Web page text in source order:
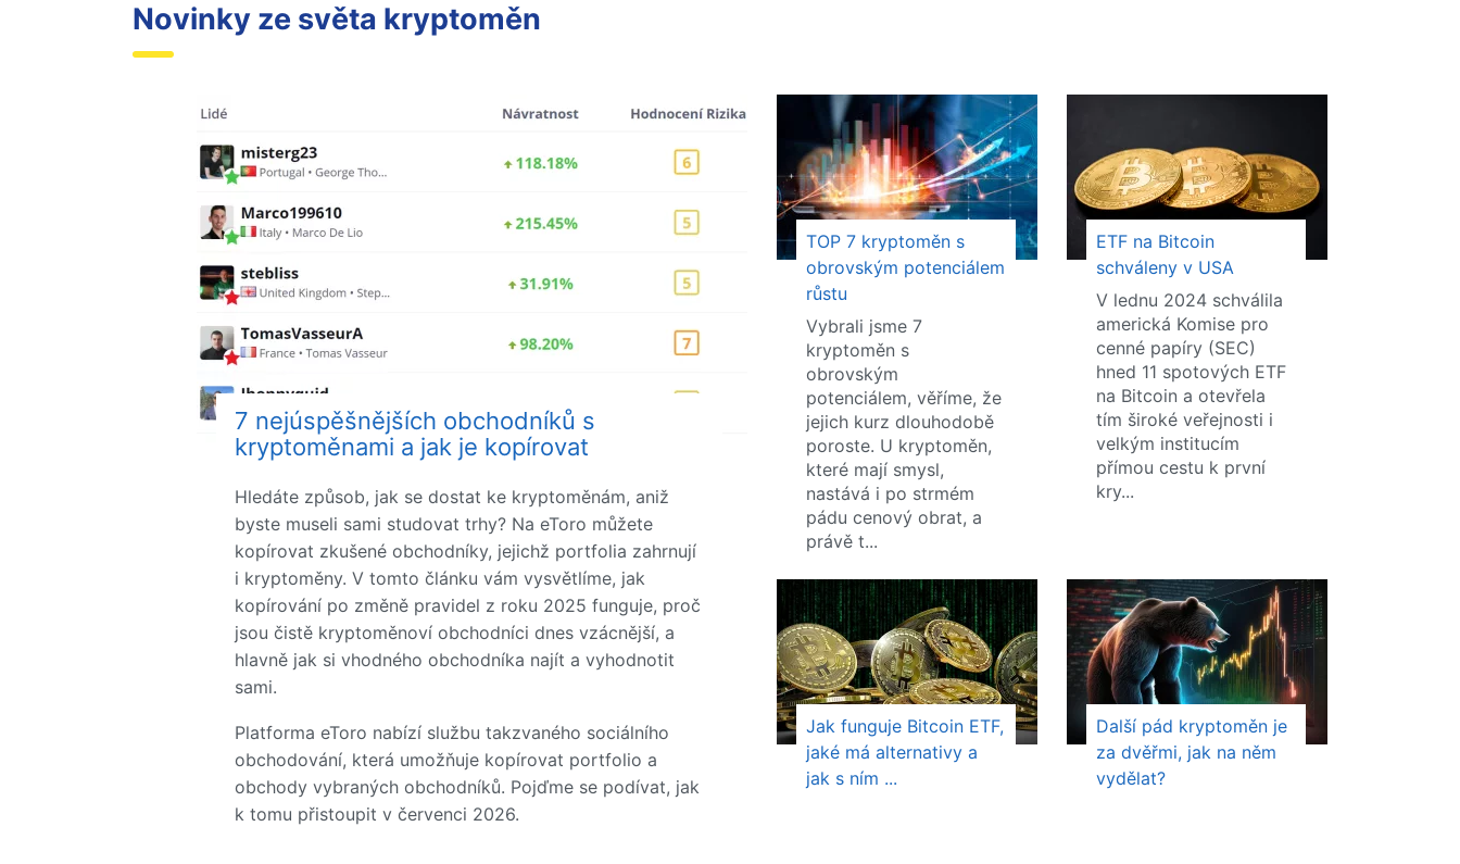
Novinky ze světa kryptoměn
7 nejúspěšnějších obchodníků s
kryptoměnami a jak je kopírovat
Hledáte způsob, jak se dostat ke kryptoměnám, aniž
byste museli sami studovat trhy? Na eToro můžete
kopírovat zkušené obchodníky, jejichž portfolia zahrnují
i kryptoměny. V tomto článku vám vysvětlíme, jak
kopírování po změně pravidel z roku 2025 funguje, proč
jsou čistě kryptoměnoví obchodníci dnes vzácnější, a
hlavně jak si vhodného obchodníka najít a vyhodnotit
sami.
Platforma eToro nabízí službu takzvaného sociálního
obchodování, která umožňuje kopírovat portfolio a
obchody vybraných obchodníků. Pojďme se podívat, jak
k tomu přistoupit v červenci 2026.
TOP 7 kryptoměn s
obrovským potenciálem
růstu
Vybrali jsme 7
kryptoměn s
obrovským
potenciálem, věříme, že
jejich kurz dlouhodobě
poroste. U kryptoměn,
které mají smysl,
nastává i po strmém
pádu cenový obrat, a
právě t...
ETF na Bitcoin
schváleny v USA
V lednu 2024 schválila
americká Komise pro
cenné papíry (SEC)
hned 11 spotových ETF
na Bitcoin a otevřela
tím široké veřejnosti i
velkým institucím
přímou cestu k první
kry...
Jak funguje Bitcoin ETF,
jaké má alternativy a
jak s ním ...
Další pád kryptoměn je
za dvěřmi, jak na něm
vydělat?